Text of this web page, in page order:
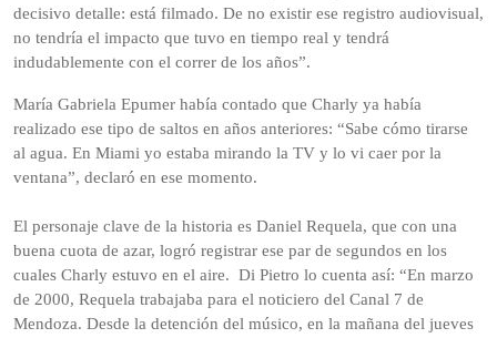
decisivo detalle: está filmado. De no existir ese registro audiovisual,
no tendría el impacto que tuvo en tiempo real y tendrá
indudablemente con el correr de los años”.
María Gabriela Epumer había contado que Charly ya había
realizado ese tipo de saltos en años anteriores: “Sabe cómo tirarse
al agua. En Miami yo estaba mirando la TV y lo vi caer por la
ventana”, declaró en ese momento.
El personaje clave de la historia es Daniel Requela, que con una
buena cuota de azar, logró registrar ese par de segundos en los
cuales Charly estuvo en el aire. Di Pietro lo cuenta así: “En marzo
de 2000, Requela trabajaba para el noticiero del Canal 7 de
Mendoza. Desde la detención del músico, en la mañana del jueves